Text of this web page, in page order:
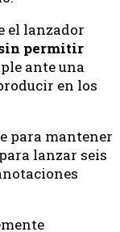
el lanzador
permitir
ante una
en los
para mantener
lanzar seis